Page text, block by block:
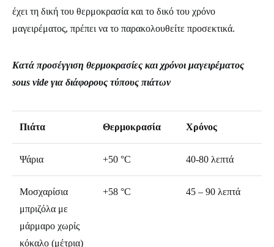
έχει τη δική του θερμοκρασία και το δικό του χρόνο
μαγειρέματος, πρέπει να το παρακολουθείτε προσεκτικά.
Κατά προσέγγιση θερμοκρασίες και χρόνοι μαγειρέματος
sous vide για διάφορους τύπους πιάτων
Πιάτα Θερμοκρασία Χρόνος
Ψάρια +50 °C 40-80 λεπτά
Μοσχαρίσια
μπριζόλα με
μάρμαρο χωρίς
κόκαλο (μέτρια)
+58 °C 45 – 90 λεπτά